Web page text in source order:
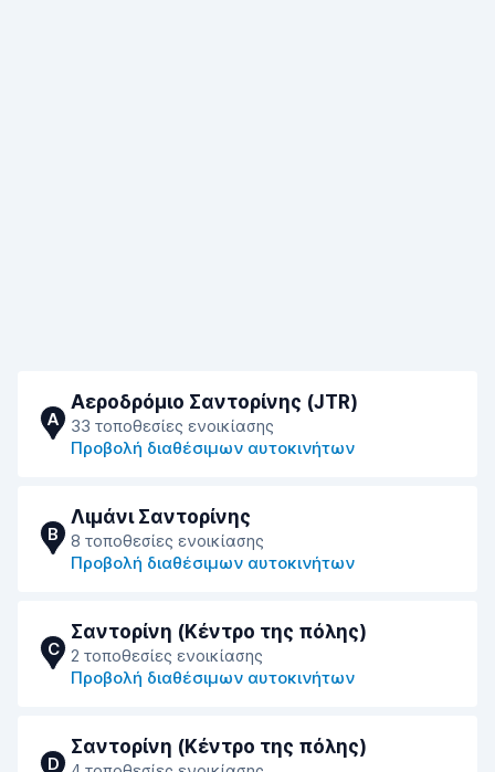
A
Αεροδρόμιο Σαντορίνης (JTR)
33 τοποθεσίες ενοικίασης
Προβολή διαθέσιμων αυτοκινήτων
B
Λιμάνι Σαντορίνης
8 τοποθεσίες ενοικίασης
Προβολή διαθέσιμων αυτοκινήτων
C
Σαντορίνη (Κέντρο της πόλης)
2 τοποθεσίες ενοικίασης
Προβολή διαθέσιμων αυτοκινήτων
D
Σαντορίνη (Κέντρο της πόλης)